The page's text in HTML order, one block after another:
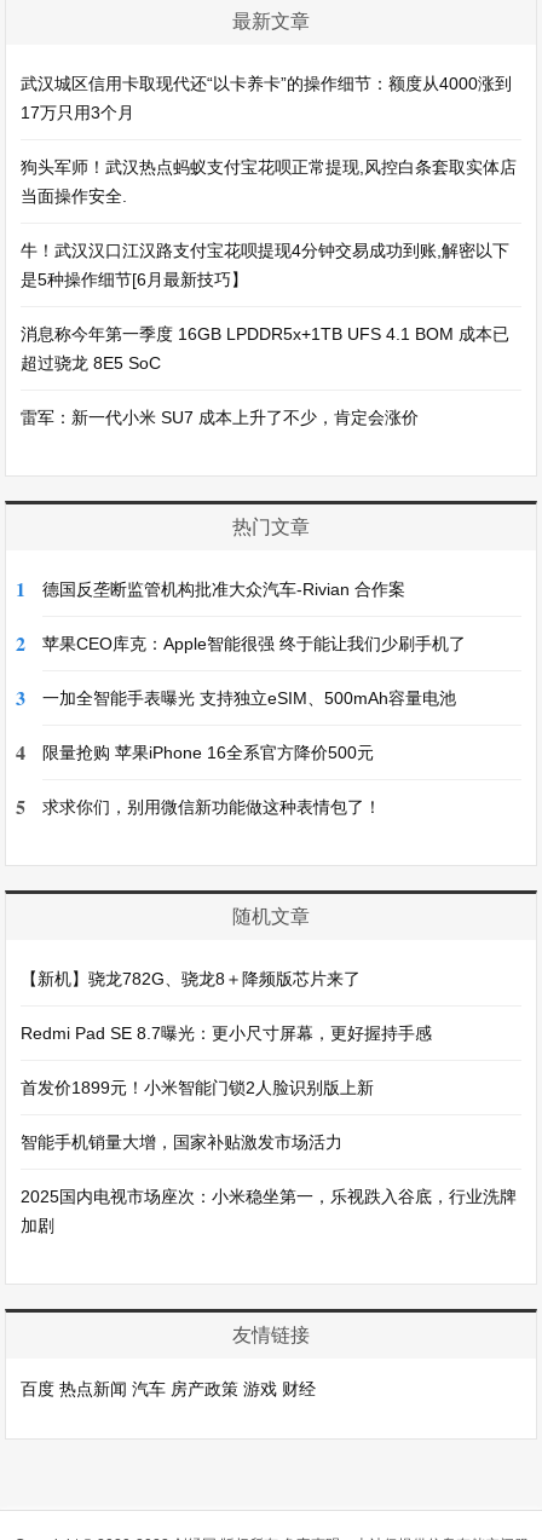
最新文章
武汉城区信用卡取现代还“以卡养卡”的操作细节：额度从4000涨到
17万只用3个月
狗头军师！武汉热点蚂蚁支付宝花呗正常提现,风控白条套取实体店
当面操作安全.
牛！武汉汉口江汉路支付宝花呗提现4分钟交易成功到账,解密以下
是5种操作细节[6月最新技巧】
消息称今年第一季度 16GB LPDDR5x+1TB UFS 4.1 BOM 成本已
超过骁龙 8E5 SoC
雷军：新一代小米 SU7 成本上升了不少，肯定会涨价
热门文章
1 德国反垄断监管机构批准大众汽车-Rivian 合作案
2 苹果CEO库克：Apple智能很强 终于能让我们少刷手机了
3 一加全智能手表曝光 支持独立eSIM、500mAh容量电池
4 限量抢购 苹果iPhone 16全系官方降价500元
5 求求你们，别用微信新功能做这种表情包了！
随机文章
【新机】骁龙782G、骁龙8＋降频版芯片来了
Redmi Pad SE 8.7曝光：更小尺寸屏幕，更好握持手感
首发价1899元！小米智能门锁2人脸识别版上新
智能手机销量大增，国家补贴激发市场活力
2025国内电视市场座次：小米稳坐第一，乐视跌入谷底，行业洗牌
加剧
友情链接
百度 热点新闻 汽车 房产政策 游戏 财经